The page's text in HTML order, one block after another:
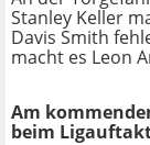
Stanley Keller
Davis Smith
macht es Leon
Am
beim